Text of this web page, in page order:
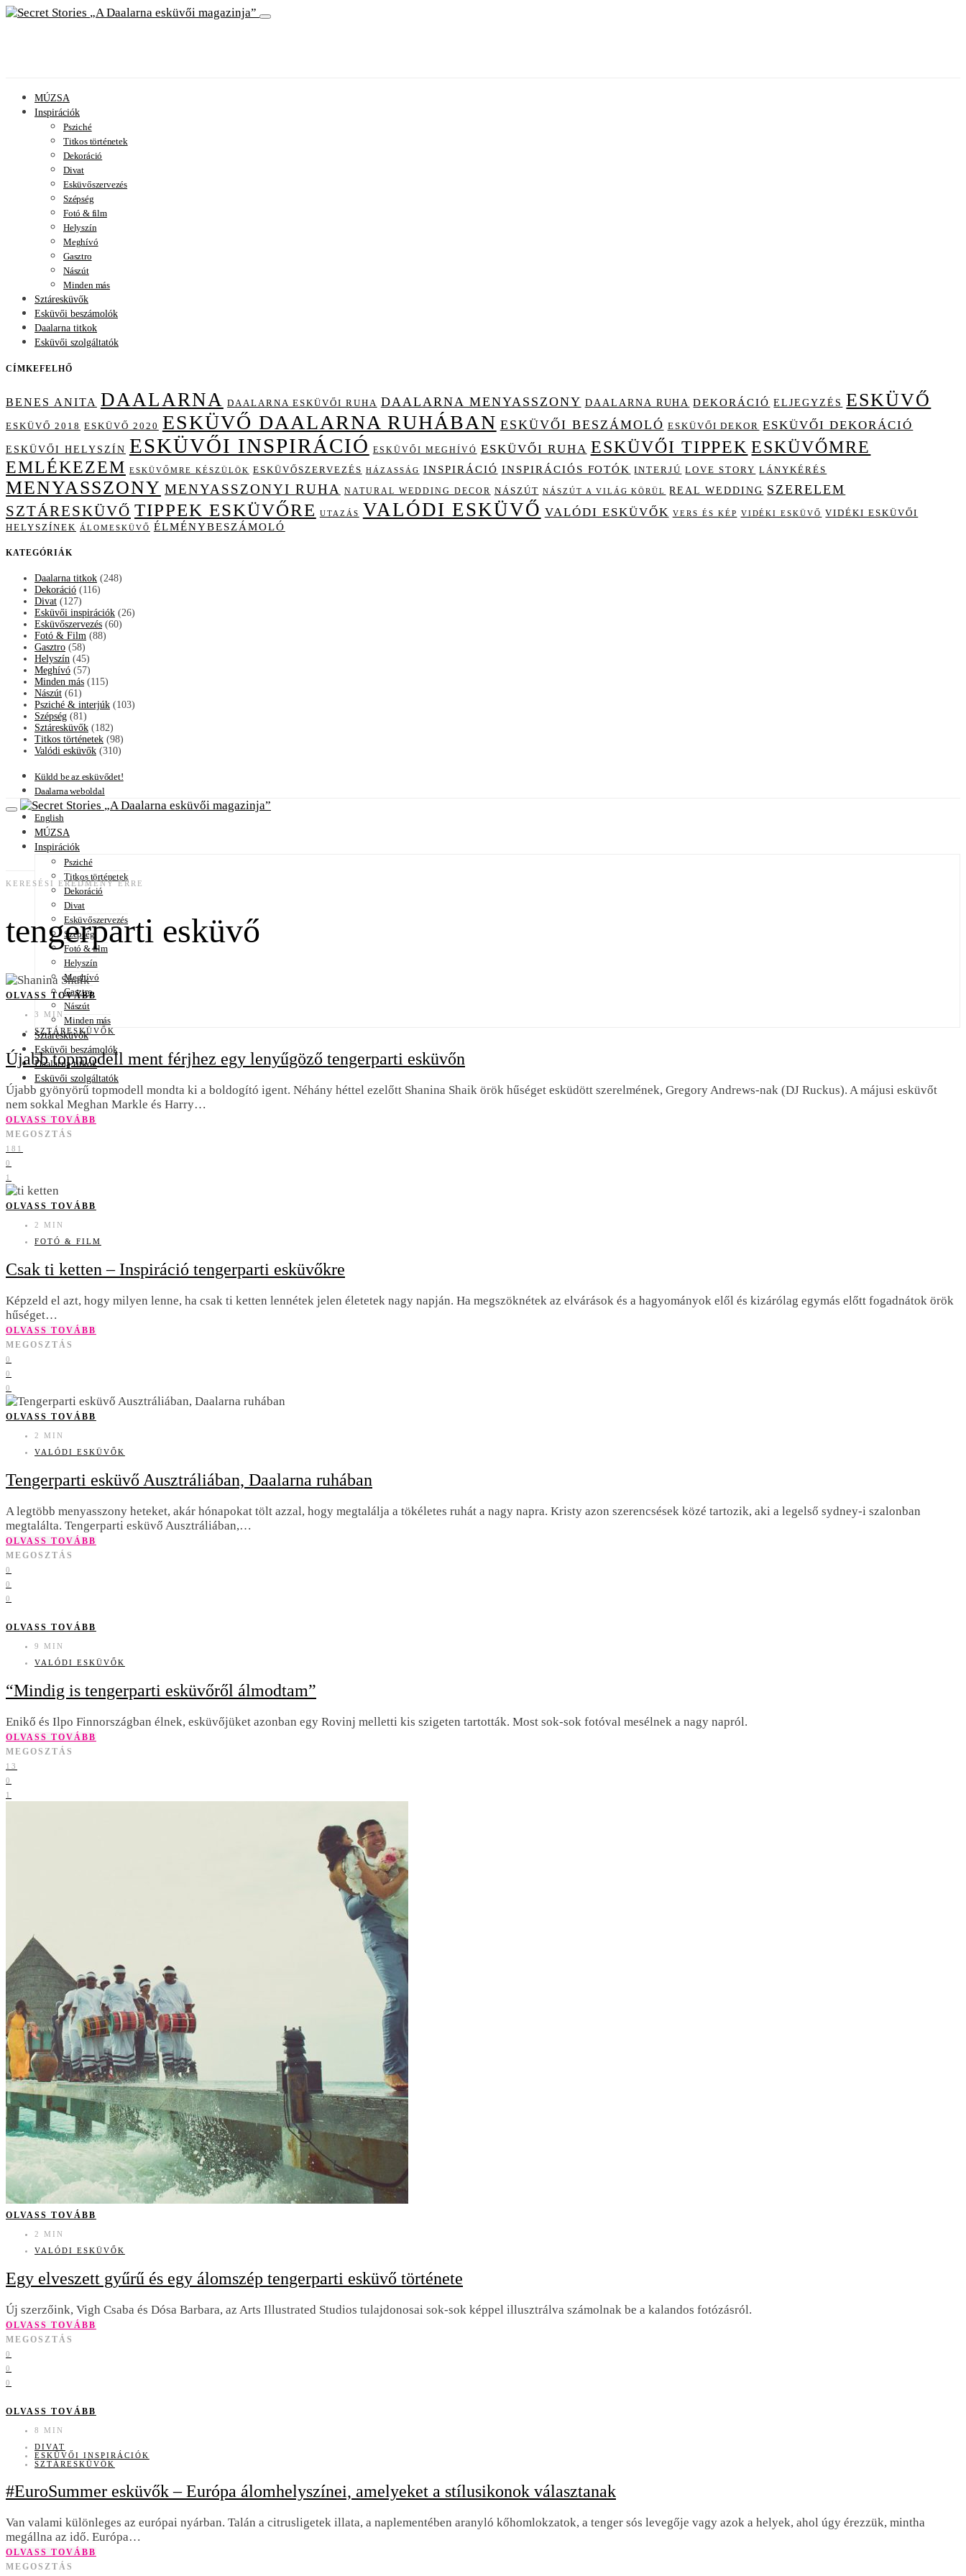
A Daalarna esküvői magazinja
MÚZSA
Inspirációk
Psziché
Titkos történetek
Dekoráció
Divat
Esküvőszervezés
Szépség
Fotó & film
Helyszín
Meghívó
Gasztro
Nászút
Minden más
Sztáresküvők
Esküvői beszámolók
Daalarna titkok
Esküvői szolgáltatók
CÍMKEFELHŐ
BENES ANITA DAALARNA DAALARNA ESKÜVŐI RUHA DAALARNA MENYASSZONY DAALARNA RUHA DEKORÁCIÓ ELJEGYZÉS ESKÜVŐ
ESKÜVŐ 2018 ESKÜVŐ 2020 ESKÜVŐ DAALARNA RUHÁBAN ESKÜVŐI BESZÁMOLÓ ESKÜVŐI DEKOR ESKÜVŐI DEKORÁCIÓ
ESKÜVŐI HELYSZÍN ESKÜVŐI INSPIRÁCIÓ ESKÜVŐI MEGHÍVÓ ESKÜVŐI RUHA ESKÜVŐI TIPPEK ESKÜVŐMRE
EMLÉKEZEM ESKÜVŐMRE KÉSZÜLÖK ESKÜVŐSZERVEZÉS HÁZASSÁG INSPIRÁCIÓ INSPIRÁCIÓS FOTÓK INTERJÚ LOVE STORY LÁNYKÉRÉS
MENYASSZONY MENYASSZONYI RUHA NATURAL WEDDING DECOR NÁSZÚT NÁSZÚT A VILÁG KÖRÜL REAL WEDDING SZERELEM
SZTÁRESKÜVŐ TIPPEK ESKÜVŐRE UTAZÁS VALÓDI ESKÜVŐ VALÓDI ESKÜVŐK VERS ÉS KÉP VIDÉKI ESKÜVŐ
VIDÉKI ESKÜVŐI
HELYSZÍNEK
ÁLOMESKÜVŐ ÉLMÉNYBESZÁMOLÓ
KATEGÓRIÁK
Daalarna titkok (248)
Dekoráció (116)
Divat (127)
Esküvői inspirációk (26)
Esküvőszervezés (60)
Fotó & Film (88)
Gasztro (58)
Helyszín (45)
Meghívó (57)
Minden más (115)
Nászút (61)
Psziché & interjúk (103)
Szépség (81)
Sztáresküvők (182)
Titkos történetek (98)
Valódi esküvők (310)
Küldd be az esküvődet!
Daalarna weboldal
English
A Daalarna esküvői magazinja
MÚZSA
Inspirációk
Psziché
Titkos történetek
Dekoráció
Divat
Esküvőszervezés
Szépség
Fotó & film
Helyszín
Meghívó
Gasztro
Nászút
Minden más
Sztáresküvők
Esküvői beszámolók
Daalarna titkok
Esküvői szolgáltatók
KERESÉSI EREDMÉNY ERRE
tengerparti esküvő
OLVASS TOVÁBB
3 MIN
SZTÁRESKÜVŐK
Újabb topmodell ment férjhez egy lenyűgöző tengerparti esküvőn
Újabb gyönyörű topmodell mondta ki a boldogító igent. Néhány héttel ezelőtt Shanina Shaik örök hűséget esküdött szerelmének, Gregory Andrews-nak (DJ Ruckus). A májusi esküvőt
nem sokkal Meghan Markle és Harry…
OLVASS TOVÁBB
MEGOSZTÁS
181
0
1
OLVASS TOVÁBB
2 MIN
FOTÓ & FILM
Csak ti ketten – Inspiráció tengerparti esküvőkre
Képzeld el azt, hogy milyen lenne, ha csak ti ketten lennétek jelen életetek nagy napján. Ha megszöknétek az elvárások és a hagyományok elől és kizárólag egymás előtt fogadnátok örök
hűséget…
OLVASS TOVÁBB
MEGOSZTÁS
0
0
0
OLVASS TOVÁBB
2 MIN
VALÓDI ESKÜVŐK
Tengerparti esküvő Ausztráliában, Daalarna ruhában
A legtöbb menyasszony heteket, akár hónapokat tölt azzal, hogy megtalálja a tökéletes ruhát a nagy napra. Kristy azon szerencsések közé tartozik, aki a legelső sydney-i szalonban
megtalálta. Tengerparti esküvő Ausztráliában,…
OLVASS TOVÁBB
MEGOSZTÁS
0
0
0
OLVASS TOVÁBB
9 MIN
VALÓDI ESKÜVŐK
“Mindig is tengerparti esküvőről álmodtam”
Enikő és Ilpo Finnországban élnek, esküvőjüket azonban egy Rovinj melletti kis szigeten tartották. Most sok-sok fotóval mesélnek a nagy napról.
OLVASS TOVÁBB
MEGOSZTÁS
13
0
1
OLVASS TOVÁBB
2 MIN
VALÓDI ESKÜVŐK
Egy elveszett gyűrű és egy álomszép tengerparti esküvő története
Új szerzőink, Vigh Csaba és Dósa Barbara, az Arts Illustrated Studios tulajdonosai sok-sok képpel illusztrálva számolnak be a kalandos fotózásról.
OLVASS TOVÁBB
MEGOSZTÁS
0
0
0
OLVASS TOVÁBB
8 MIN
DIVAT
ESKÜVŐI INSPIRÁCIÓK
SZTÁRESKÜVŐK
#EuroSummer esküvők – Európa álomhelyszínei, amelyeket a stílusikonok választanak
Van valami különleges az európai nyárban. Talán a citrusligetek illata, a naplementében aranyló kőhomlokzatok, a tenger sós levegője vagy azok a helyek, ahol úgy érezzük, mintha
megállna az idő. Európa…
OLVASS TOVÁBB
MEGOSZTÁS